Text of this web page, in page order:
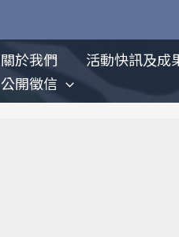
關於我們 活動快訊及成
公開徵信